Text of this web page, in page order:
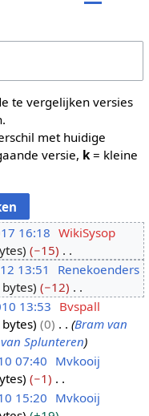
te vergelijken versies
met huidige
versie, k= kleine
16:18 WikiSysop
−15
13:51
Renekoenders
−12
13:53
Bvspall
0
Bram van
Splunteren
07:40 Mvkooij
−1
15:20 Mvkooij